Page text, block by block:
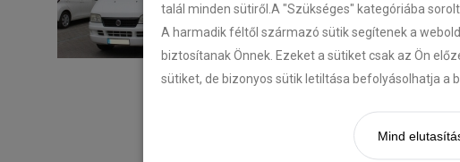
talál minden sütiről.A "Szükséges" kategóriába
A harmadik féltől származó sütik segítenek a
biztosítanak Önnek. Ezeket a sütiket csak az Ön
sütiket, de bizonyos sütik letiltása befolyásolhatja a
Mind